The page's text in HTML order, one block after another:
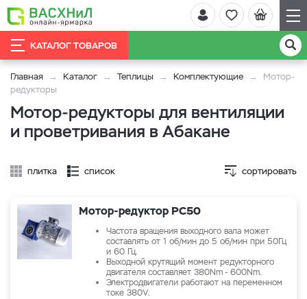
КАТАЛОГ ТОВАРОВ
Главная Каталог Теплицы Комплектующие
Мотор-
редукторы
Мотор-редукторы для вентиляции
и проветривания в Абакане
плитка список сортировать
Мотор-редуктор РС50
Частота вращения выходного вала может
составлять от 1 об/мин до 5 об/мин при 50Гц
и 60 Гц.
Выходной крутящий момент редукторного
двигателя составляет 380Nm - 600Nm.
Электродвигатели работают на переменном
токе 380V.